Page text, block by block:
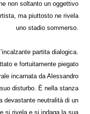
non soltanto un oggettivo
ma piuttosto ne rivela
uno stadio sommerso.
partita dialogica.
e fortuitamente piegato
incarnata da Alessandro
disturbo. È nella stanza
devastante neutralità di un
si rivela e si indaga la sua